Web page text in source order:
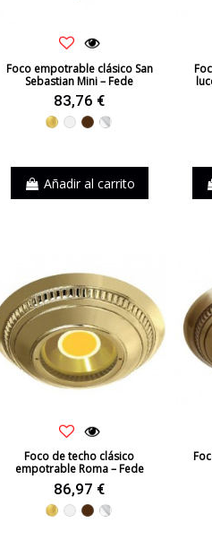
Foco empotrable clásico San
Sebastian Mini – Fede
83,76 €
Dorado
Blanco
MarrónCromo
Añadir al carrito
Foco de techo clásico
empotrable Roma – Fede
86,97 €
Dorado
Blanco
MarrónCromo